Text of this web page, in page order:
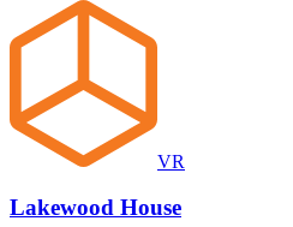
VR
Lakewood House